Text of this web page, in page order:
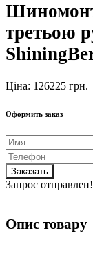
третьою
Ціна: 126225 грн.
Оформить заказ
Заказать
Запрос отправлен!
Опис товару